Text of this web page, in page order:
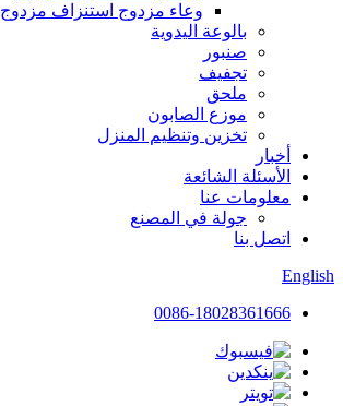
وعاء مزدوج استنزاف مزدوج
بالوعة اليدوية
صنبور
تجفيف
ملحق
موزع الصابون
تخزين وتنظيم المنزل
أخبار
الأسئلة الشائعة
معلومات عنا
جولة في المصنع
اتصل بنا
English
0086-18028361666